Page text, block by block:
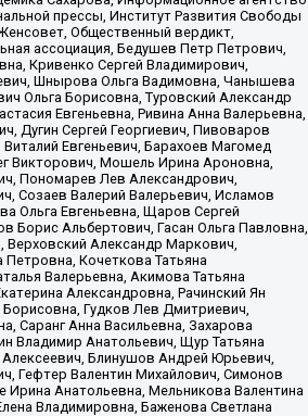
прессы, Институт Развития Свободы
Общественный вердикт,
ассоциация, Бедушев Петр Петрович,
Кривенко Сергей Владимирович,
Шнырова Ольга Вадимовна, Чанышева
Ольга Борисовна, Туровский Александр
Евгеньевна, Ривина Анна Валерьевна,
Дугин Сергей Георгиевич, Пивоваров
Евгеньевич, Барахоев Магомед
Викторович, Мошель Ирина Ароновна,
Пономарев Лев Александрович,
Созаев Валерий Валерьевич, Исламов
Ольга Евгеньевна, Щаров Сергей
Борис Альбертович, Гасан Ольга Павловна,
Верховский Александр Маркович,
Кочеткова Татьяна
Валерьевна, Акимова Татьяна
Александровна, Рачинский Ян
Гудков Лев Дмитриевич,
Саранг Анна Васильевна, Захарова
Владимир Анатольевич, Щур Татьяна
Блинушов Андрей Юрьевич,
Гефтер Валентин Михайлович, Симонов
Ирина Анатольевна, Мельникова Валентина
Владимировна, Баженова Светлана